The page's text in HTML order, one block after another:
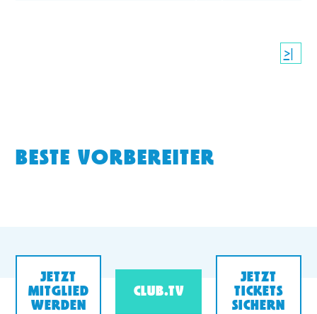
>|
BESTE VORBEREITER
JETZT
MITGLIED
WERDEN
CLUB.TV
JETZT
TICKETS
SICHERN